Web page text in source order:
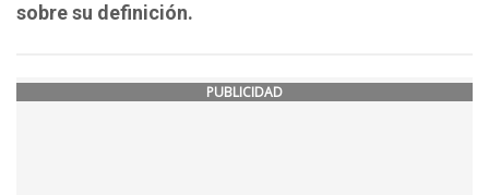
sobre su definición.
PUBLICIDAD